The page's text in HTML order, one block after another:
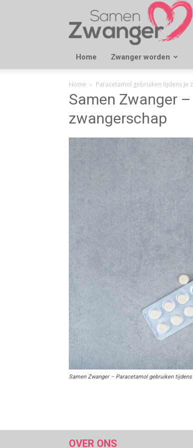
Samen
Zwanger
Home Zwanger worden
Home Paracetamol gebruiken tijdens je
Samen Zwanger
zwangerschap
Samen Zwanger – Paracetamol gebruiken
OVER ONS